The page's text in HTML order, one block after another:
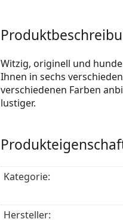
Witzig, originell und
Ihnen in sechs
verschiedenen Farben
lustiger.
Kategorie:
Hersteller: